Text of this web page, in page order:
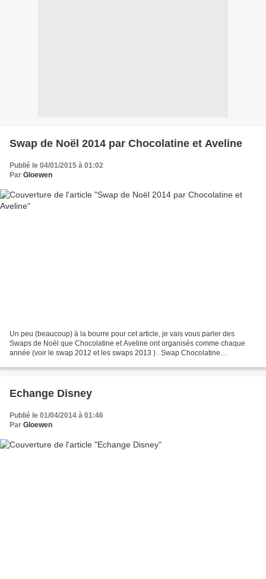
Swap de Noël 2014 par Chocolatine et Aveline
Publié le 04/01/2015 à 01:02
Par Gloewen
Un peu (beaucoup) à la bourre pour cet article, je vais vous parler des
Swaps de Noël que Chocolatine et Aveline ont organisés comme chaque
année (voir le swap 2012 et les swaps 2013 ) . Swap Chocolatine
Echange Disney
Publié le 01/04/2014 à 01:46
Par Gloewen